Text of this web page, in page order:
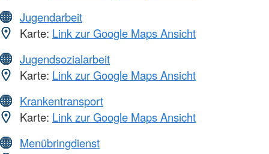
Jugendarbeit
Karte: Link zur Google Maps Ansicht
Jugendsozialarbeit
Karte: Link zur Google Maps Ansicht
Krankentransport
Karte: Link zur Google Maps Ansicht
Menübringdienst